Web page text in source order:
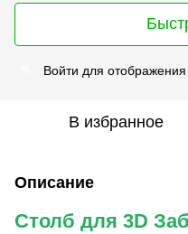
Войти для отображения
В избранное
Описание
Столб для 3D